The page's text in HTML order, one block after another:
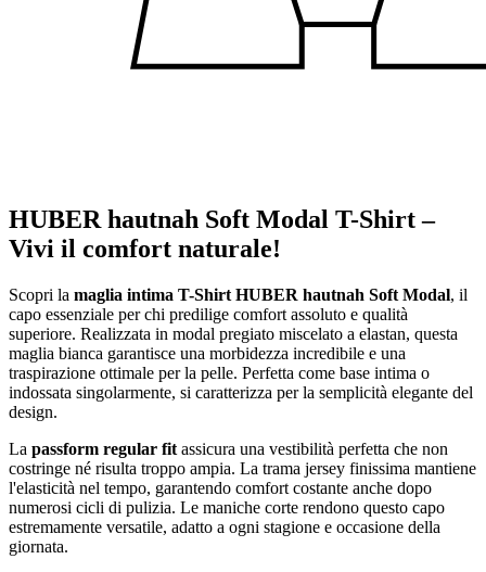
HUBER hautnah Soft Modal T-Shirt –
Vivi il comfort naturale!
Scopri la maglia intima T-Shirt HUBER hautnah Soft Modal, il
capo essenziale per chi predilige comfort assoluto e qualità
superiore. Realizzata in modal pregiato miscelato a elastan, questa
maglia bianca garantisce una morbidezza incredibile e una
traspirazione ottimale per la pelle. Perfetta come base intima o
indossata singolarmente, si caratterizza per la semplicità elegante del
design.
La passform regular fit assicura una vestibilità perfetta che non
costringe né risulta troppo ampia. La trama jersey finissima mantiene
l'elasticità nel tempo, garantendo comfort costante anche dopo
numerosi cicli di pulizia. Le maniche corte rendono questo capo
estremamente versatile, adatto a ogni stagione e occasione della
giornata.